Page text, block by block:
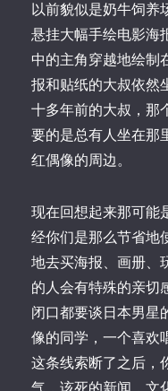
以前貌似是奶牛饲养
悬挂大幅手绘电影海
中的主角穿越地绘制
报和贴纸的大叔依然
十多年前的大叔，那
要的是总有人坐在那
红偶像的周边。
现在回想起来那可能
经你们是那么节省地
地去买海报、画册、
的人会有特殊的亲切
闭口都要谈日本男星
像的同学，一个喜欢
这条线索断了之后，